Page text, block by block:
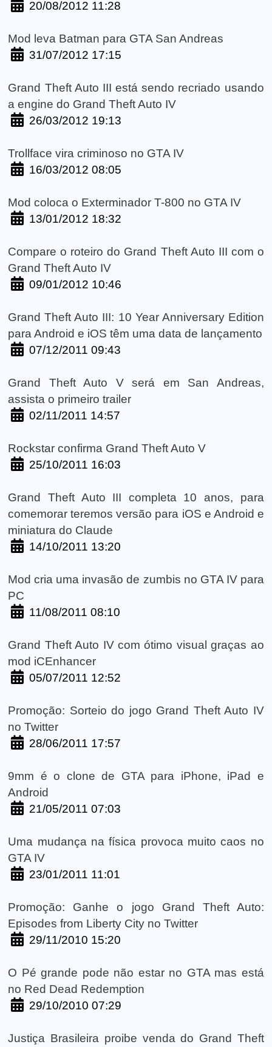
20/08/2012 11:28
Mod leva Batman para GTA San Andreas
31/07/2012 17:15
Grand Theft Auto III está sendo recriado usando
a engine do Grand Theft Auto IV
26/03/2012 19:13
Trollface vira criminoso no GTA IV
16/03/2012 08:05
Mod coloca o Exterminador T-800 no GTA IV
13/01/2012 18:32
Compare o roteiro do Grand Theft Auto III com o
Grand Theft Auto IV
09/01/2012 10:46
Grand Theft Auto III: 10 Year Anniversary Edition
para Android e iOS têm uma data de lançamento
07/12/2011 09:43
Grand Theft Auto V será em San Andreas,
assista o primeiro trailer
02/11/2011 14:57
Rockstar confirma Grand Theft Auto V
25/10/2011 16:03
Grand Theft Auto III completa 10 anos, para
comemorar teremos versão para iOS e Android e
miniatura do Claude
14/10/2011 13:20
Mod cria uma invasão de zumbis no GTA IV para
PC
11/08/2011 08:10
Grand Theft Auto IV com ótimo visual graças ao
mod iCEnhancer
05/07/2011 12:52
Promoção: Sorteio do jogo Grand Theft Auto IV
no Twitter
28/06/2011 17:57
9mm é o clone de GTA para iPhone, iPad e
Android
21/05/2011 07:03
Uma mudança na física provoca muito caos no
GTA IV
23/01/2011 11:01
Promoção: Ganhe o jogo Grand Theft Auto:
Episodes from Liberty City no Twitter
29/11/2010 15:20
O Pé grande pode não estar no GTA mas está
no Red Dead Redemption
29/10/2010 07:29
Justiça Brasileira proibe venda do Grand Theft